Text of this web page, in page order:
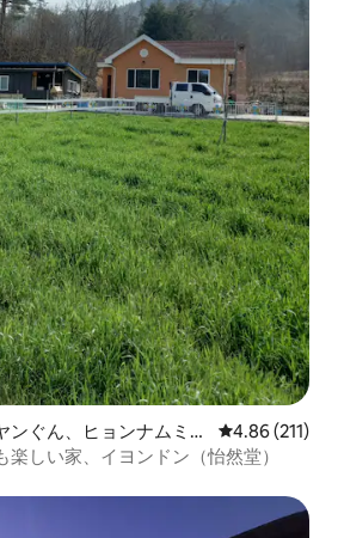
ンぐん、ヒョンナムミョ
レビュー211
4.86 (211)
しい家、イヨンドン（怡然堂）